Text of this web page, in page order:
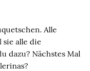
Alle
alle die
dazu? Nächstes Mal